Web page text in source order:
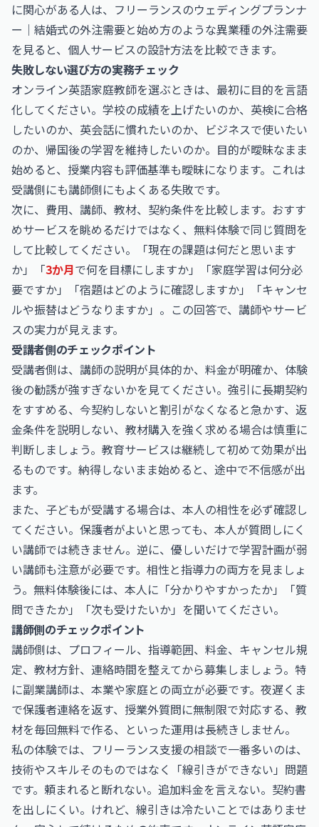
に関心がある人は、 フリーランスのウェディングプランナ
ー｜結婚式の外注需要と始め方のような異業種の外注需要
を見ると、個人サービスの設計方法を比較できます。
失敗しない選び方の実務チェック
オンライン英語家庭教師を選ぶときは、最初に目的を言語
化してください。学校の成績を上げたいのか、英検に合格
したいのか、英会話に慣れたいのか、ビジネスで使いたい
のか、帰国後の学習を維持したいのか。目的が曖昧なまま
始めると、授業内容も評価基準も曖昧になります。これは
受講側にも講師側にもよくある失敗です。
次に、費用、講師、教材、契約条件を比較します。おすす
めサービスを眺めるだけではなく、無料体験で同じ質問を
して比較してください。「現在の課題は何だと思います
か」「3か月で何を目標にしますか」「家庭学習は何分必
要ですか」「宿題はどのように確認しますか」「キャンセ
ルや振替はどうなりますか」。この回答で、講師やサービ
スの実力が見えます。
受講者側のチェックポイント
受講者側は、講師の説明が具体的か、料金が明確か、体験
後の勧誘が強すぎないかを見てください。強引に長期契約
をすすめる、今契約しないと割引がなくなると急かす、返
金条件を説明しない、教材購入を強く求める場合は慎重に
判断しましょう。教育サービスは継続して初めて効果が出
るものです。納得しないまま始めると、途中で不信感が出
ます。
また、子どもが受講する場合は、本人の相性を必ず確認し
てください。保護者がよいと思っても、本人が質問しにく
い講師では続きません。逆に、優しいだけで学習計画が弱
い講師も注意が必要です。相性と指導力の両方を見ましょ
う。無料体験後には、本人に「分かりやすかったか」「質
問できたか」「次も受けたいか」を聞いてください。
講師側のチェックポイント
講師側は、プロフィール、指導範囲、料金、キャンセル規
定、教材方針、連絡時間を整えてから募集しましょう。特
に副業講師は、本業や家庭との両立が必要です。夜遅くま
で保護者連絡を返す、授業外質問に無制限で対応する、教
材を毎回無料で作る、といった運用は長続きしません。
私の体験では、フリーランス支援の相談で一番多いのは、
技術やスキルそのものではなく「線引きができない」問題
です。頼まれると断れない。追加料金を言えない。契約書
を出しにくい。けれど、線引きは冷たいことではありませ